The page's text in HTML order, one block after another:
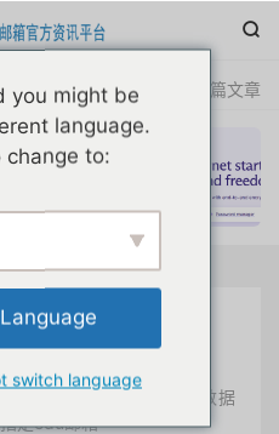

共 1 篇文章
教育折扣
箱
、终身使用、学术文献数据
定edu邮箱
you might be
language.
change to:
switch language